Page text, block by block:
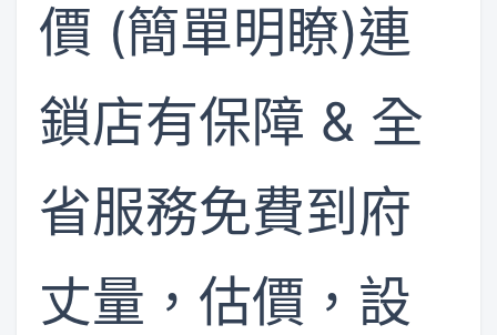
價 (簡單明瞭)連
鎖店有保障 & 全
省服務免費到府
丈量，估價，設